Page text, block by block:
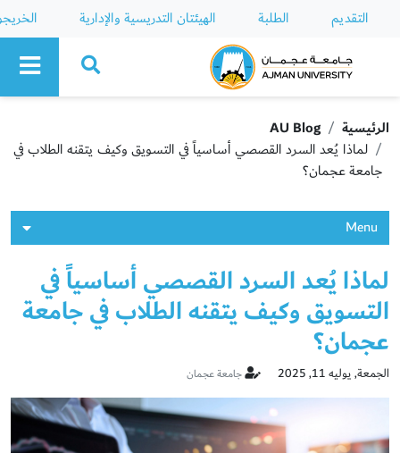
التقديم الطلبة الهيئتان التدريسية والإدارية
Ajman University
الرئيسية
AU Blog
لماذا يُعد السرد القصصي أساسياً في التسويق وكيف يتقنه الطلاب في
جامعة عجمان؟
Menu
لماذا يُعد السرد القصصي أساسياً في
التسويق وكيف يتقنه الطلاب في جامعة
عجمان؟
الجمعة, يوليه 11, 2025 جامعة عجمان